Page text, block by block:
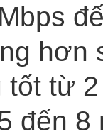
hơn
tốt từ
đến